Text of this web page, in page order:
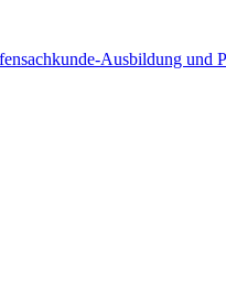
Ausbildung und